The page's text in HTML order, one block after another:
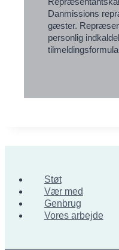
Danmissions
gæster.
personlig
Støt
Vær med
Genbrug
Vores arbejde